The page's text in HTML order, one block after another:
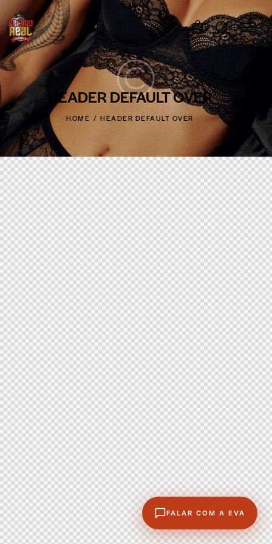
0
HEADER DEFAULT OVER
HOME HEADER DEFAULT OVER
FALAR COM A EVA